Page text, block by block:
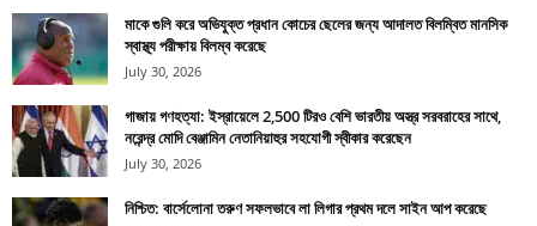
মাকে গুলি করে অভিযুক্ত প্রধান কোচের ছেলের জন্য আদালত বিলম্বিত মানসিক
স্বাস্থ্য পরীক্ষায় বিলম্ব করেছে
July 30, 2026
গাজায় গণহত্যা: ইস্রায়েলে 2,500 টিরও বেশি ভারতীয় অস্ত্র সরবরাহের সাথে,
নরেন্দ্র মোদি বেঞ্জামিন নেতানিয়াহুর সহযোগী স্বীকার করেছেন
July 30, 2026
নিশ্চিত: বার্সেলোনা তরুণ সফলভাবে লা লিগার প্রথম দলে সাইন আপ করেছে